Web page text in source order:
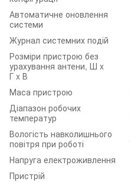
Автоматичне оновлення
системи
Журнал системних подій
Розміри пристрою без
урахування антени, Ш x
Г x В
Маса пристрою
Діапазон робочих
температур
Вологість навколишнього
повітря при роботі
Напруга електроживлення
Пристрій